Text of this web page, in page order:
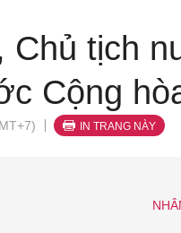
Chủ tịch
Cộng
IN TRANG NÀY